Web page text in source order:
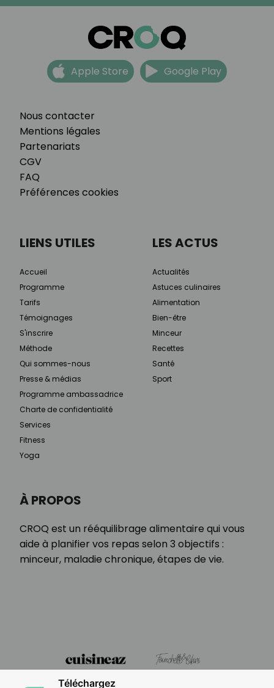
Nous contacter
Mentions légales
Partenariats
CGV
FAQ
Préférences cookies
Apple Store Google Play
À PROPOS
CROQ est un rééquilibrage alimentaire qui vous
aide à planifier vos repas selon 3 objectifs :
minceur, maladie chronique, étapes de vie.
LIENS UTILES
Accueil
Programme
Tarifs
Témoignages
S'inscrire
Méthode
Qui sommes-nous
Presse & médias
Programme ambassadrice
Charte de confidentialité
Services
Fitness
Yoga
LES ACTUS
Actualités
Astuces culinaires
Alimentation
Bien-être
Minceur
Recettes
Santé
Sport
Téléchargez